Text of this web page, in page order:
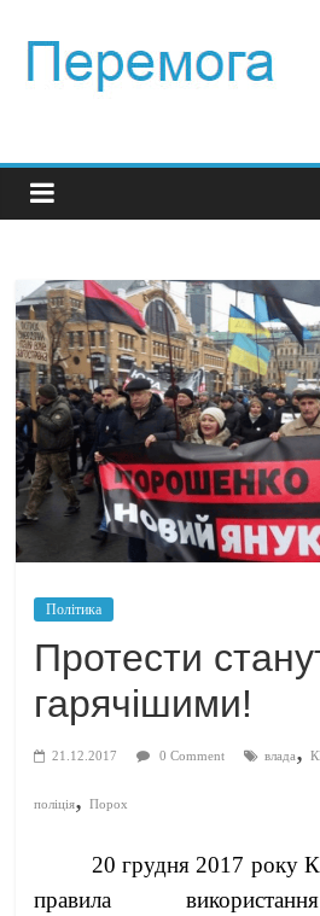
Політика
Протести
гарячішими!
21.12.2017 0 Comment влада,
поліція,Порох
20 грудня 2017 року
правила